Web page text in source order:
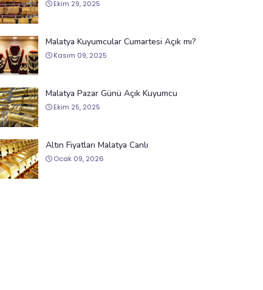
Ekim 29, 2025
Malatya Kuyumcular Cumartesi Açık mı?
Kasım 09, 2025
Malatya Pazar Günü Açık Kuyumcu
Ekim 25, 2025
Altın Fiyatları Malatya Canlı
Ocak 09, 2026